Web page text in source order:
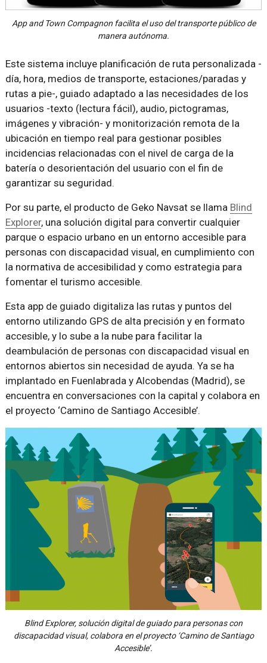
App and Town Compagnon facilita el uso del transporte público de
manera autónoma.
Este sistema incluye planificación de ruta personalizada -
día, hora, medios de transporte, estaciones/paradas y
rutas a pie-, guiado adaptado a las necesidades de los
usuarios -texto (lectura fácil), audio, pictogramas,
imágenes y vibración- y monitorización remota de la
ubicación en tiempo real para gestionar posibles
incidencias relacionadas con el nivel de carga de la
batería o desorientación del usuario con el fin de
garantizar su seguridad.
Por su parte, el producto de Geko Navsat se llama Blind
Explorer, una solución digital para convertir cualquier
parque o espacio urbano en un entorno accesible para
personas con discapacidad visual, en cumplimiento con
la normativa de accesibilidad y como estrategia para
fomentar el turismo accesible.
Esta app de guiado digitaliza las rutas y puntos del
entorno utilizando GPS de alta precisión y en formato
accesible, y lo sube a la nube para facilitar la
deambulación de personas con discapacidad visual en
entornos abiertos sin necesidad de ayuda. Ya se ha
implantado en Fuenlabrada y Alcobendas (Madrid), se
encuentra en conversaciones con la capital y colabora en
el proyecto ‘Camino de Santiago Accesible’.
Blind Explorer, solución digital de guiado para personas con
discapacidad visual, colabora en el proyecto ‘Camino de Santiago
Accesible’.